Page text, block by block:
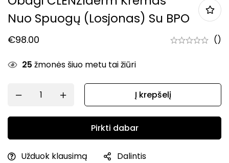
Nuo Spuogų (Losjonas) Su BPO
€98.00 ()
25 žmonės šiuo metu tai žiūri
Į krepšelį
Pirkti dabar
Užduok klausimą Dalintis